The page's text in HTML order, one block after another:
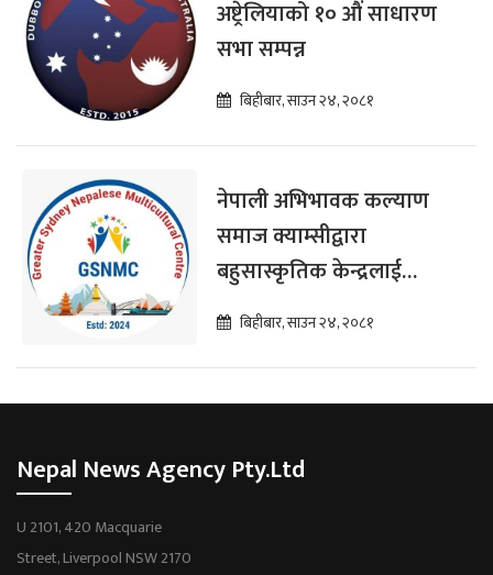
अष्ट्रेलियाको १० औं साधारण
सभा सम्पन्न
बिहीबार, साउन २४, २०८१
नेपाली अभिभावक कल्याण
समाज क्याम्सीद्वारा
बहुसास्कृतिक केन्द्रलाई
सहयोग प्रदान
बिहीबार, साउन २४, २०८१
Nepal News Agency Pty.Ltd
U 2101, 420 Macquarie
Street, Liverpool NSW 2170